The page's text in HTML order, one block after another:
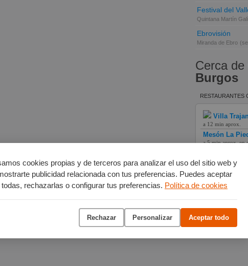
cookies propias y de terceros para analizar el uso del sitio web y
publicidad relacionada con tus preferencias. Puedes aceptar
todas, rechazarlas o configurar tus preferencias. Política de cookies
Rechazar Personalizar Aceptar todo
Festival del
Quintana Martín
Ebrovisión
Miranda de Ebro
Cerca de
Burgos
RESTAURANTES
Villa
a 12 min aprox.
Mesón La
a 5 min aprox. en
Hotel Las
a 11 min aprox.